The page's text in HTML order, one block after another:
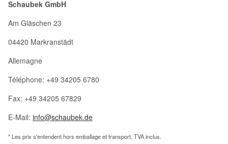
Schaubek GmbH
Am Gläschen 23
04420 Markranstädt
Allemagne
Téléphone: +49 34205 6780
Fax: +49 34205 67829
E-Mail: info@schaubek.de
* Les prix s'entendent hors emballage et transport, TVA inclus.